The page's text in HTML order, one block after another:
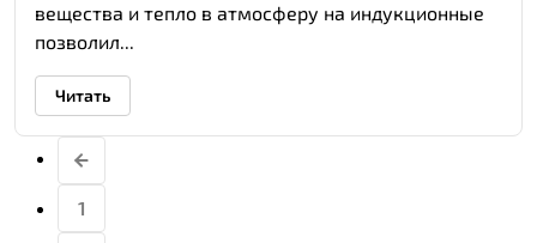
вещества и тепло в атмосферу на индукционные
позволил...
Читать
1